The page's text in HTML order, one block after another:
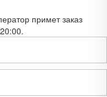
примет заказ